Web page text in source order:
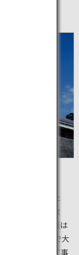
堂々とそびえた
城。石垣が特徴
とからこの石垣は
月の熊本地震で大
援をうけ復旧工事